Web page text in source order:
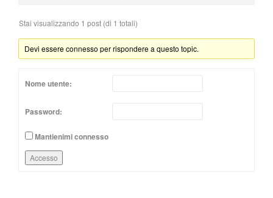
Stai visualizzando 1 post (di 1 totali)
Devi essere connesso per rispondere a questo topic.
Nome utente:
Password:
Mantienimi connesso
Accesso